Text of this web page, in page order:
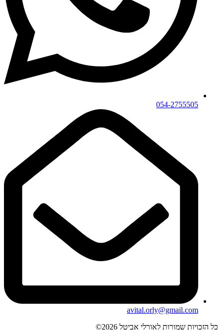
054-2755505
avital.orly@gmail.com
כל הזכויות שמורות לאורלי אביטל 2026©